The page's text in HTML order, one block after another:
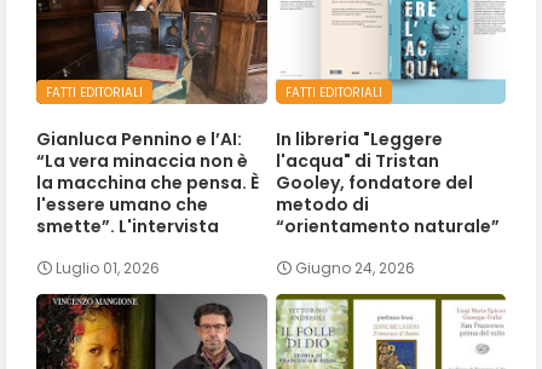
FATTI EDITORIALI
Gianluca Pennino e l’AI:
“La vera minaccia non è
la macchina che pensa. È
l'essere umano che
smette”. L'intervista
Luglio 01, 2026
FATTI EDITORIALI
In libreria "Leggere
l'acqua" di Tristan
Gooley, fondatore del
metodo di
“orientamento naturale”
Giugno 24, 2026